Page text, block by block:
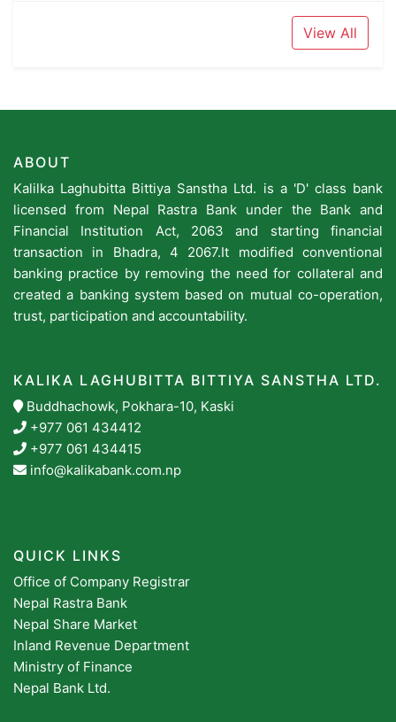
View All
ABOUT
Kalilka Laghubitta Bittiya Sanstha Ltd. is a 'D' class bank
licensed from Nepal Rastra Bank under the Bank and
Financial Institution Act, 2063 and starting financial
transaction in Bhadra, 4 2067.It modified conventional
banking practice by removing the need for collateral and
created a banking system based on mutual co-operation,
trust, participation and accountability.
KALIKA LAGHUBITTA BITTIYA SANSTHA LTD.
Buddhachowk, Pokhara-10, Kaski
+977 061 434412
+977 061 434415
info@kalikabank.com.np
QUICK LINKS
Office of Company Registrar
Nepal Rastra Bank
Nepal Share Market
Inland Revenue Department
Ministry of Finance
Nepal Bank Ltd.